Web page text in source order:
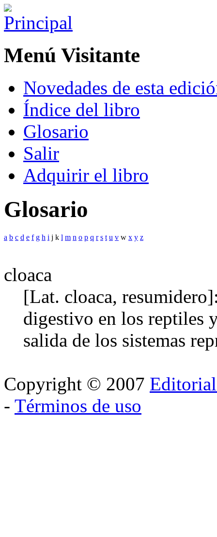
Menú Visitante
Novedades de esta
Índice del libro
Glosario
Salir
Adquirir el libro
Glosario
a b c d e f g h i j k l m n o p q r s t u v w x y z
cloaca
[Lat. cloaca,
digestivo en los reptiles
salida de los sistemas
Copyright © 2007
- Términos de uso